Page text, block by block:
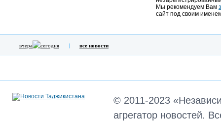
Мы рекомендуем Вам
сайт под своим
вчера сегодня все новости
© 2011-2023
агрегатор новостей.